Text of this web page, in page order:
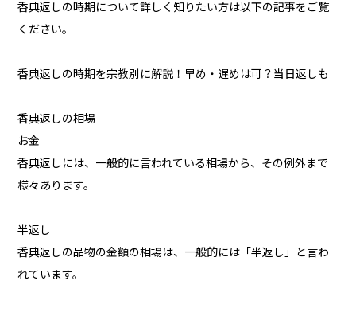
香典返しの時期について詳しく知りたい方は以下の記事をご覧
ください。
香典返しの時期を宗教別に解説！早め・遅めは可？当日返しも
香典返しの相場
お金
香典返しには、一般的に言われている相場から、その例外まで
様々あります。
半返し
香典返しの品物の金額の相場は、一般的には「半返し」と言わ
れています。